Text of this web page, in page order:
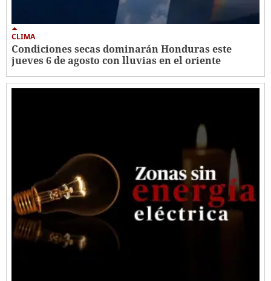
CLIMA
Condiciones secas dominarán Honduras este
jueves 6 de agosto con lluvias en el oriente